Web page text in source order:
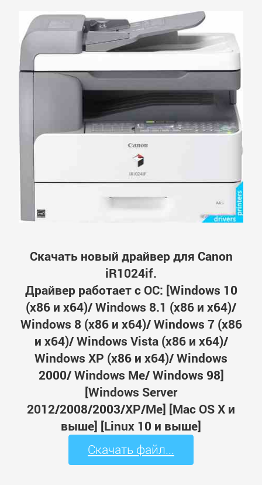
Скачать новый драйвер для Canon
iR1024if.
Драйвер работает с ОС: [Windows 10
(x86 и x64)/ Windows 8.1 (x86 и x64)/
Windows 8 (x86 и x64)/ Windows 7 (x86
и x64)/ Windows Vista (x86 и x64)/
Windows XP (x86 и x64)/ Windows
2000/ Windows Me/ Windows 98]
[Windows Server
2012/2008/2003/XP/Me] [Mac OS X и
выше] [Linux 10 и выше]
Скачать файл...